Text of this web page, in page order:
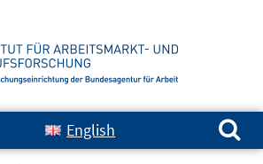
English
Suchen nach: